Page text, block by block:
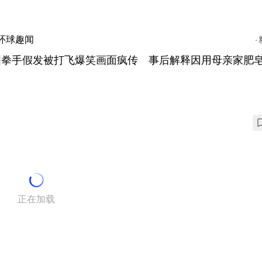
球趣闻
手假发被打飞爆笑画面疯传 事后解释因用母亲家肥
正在加载